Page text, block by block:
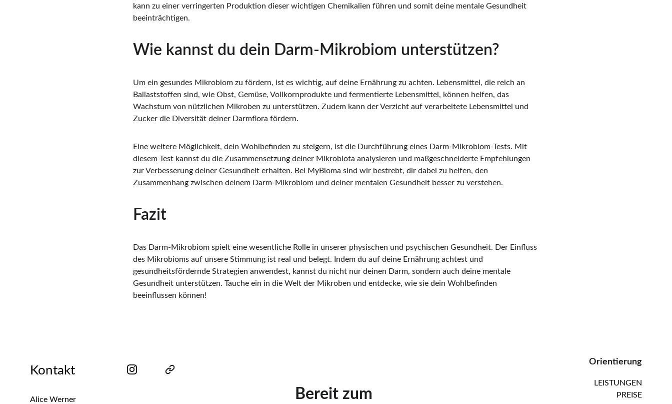
kann zu einer verringerten Produktion dieser wichtigen Chemikalien führen und somit deine mentale Gesundheit
beeinträchtigen.
Wie kannst du dein Darm-Mikrobiom unterstützen?
Um ein gesundes Mikrobiom zu fördern, ist es wichtig, auf deine Ernährung zu achten. Lebensmittel, die reich an
Ballaststoffen sind, wie Obst, Gemüse, Vollkornprodukte und fermentierte Lebensmittel, können helfen, das
Wachstum von nützlichen Mikroben zu unterstützen. Zudem kann der Verzicht auf verarbeitete Lebensmittel und
Zucker die Diversität deiner Darmflora fördern.
Eine weitere Möglichkeit, dein Wohlbefinden zu steigern, ist die Durchführung eines Darm-Mikrobiom-Tests. Mit
diesem Test kannst du die Zusammensetzung deiner Mikrobiota analysieren und maßgeschneiderte Empfehlungen
zur Verbesserung deiner Gesundheit erhalten. Bei MyBioma sind wir bestrebt, dir dabei zu helfen, den
Zusammenhang zwischen deinem Darm-Mikrobiom und deiner mentalen Gesundheit besser zu verstehen.
Fazit
Das Darm-Mikrobiom spielt eine wesentliche Rolle in unserer physischen und psychischen Gesundheit. Der Einfluss
des Mikrobioms auf unsere Stimmung ist real und belegt. Indem du auf deine Ernährung achtest und
gesundheitsfördernde Strategien anwendest, kannst du nicht nur deinen Darm, sondern auch deine mentale
Gesundheit unterstützen. Tauche ein in die Welt der Mikroben und entdecke, wie sie dein Wohlbefinden
beeinflussen können!
Kontakt
Alice Werner
Orientierung
LEISTUNGEN
PREISE
Bereit zum